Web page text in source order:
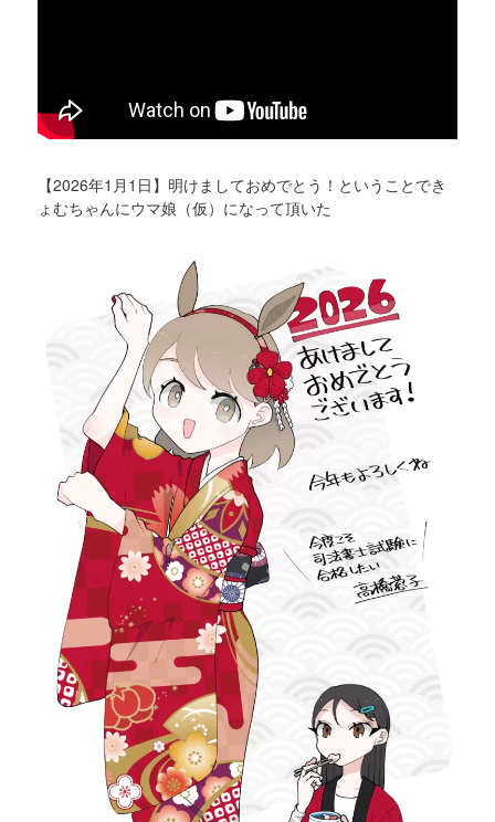
【2026年1月1日】明けましておめでとう！ということでき
ょむちゃんにウマ娘（仮）になって頂いた